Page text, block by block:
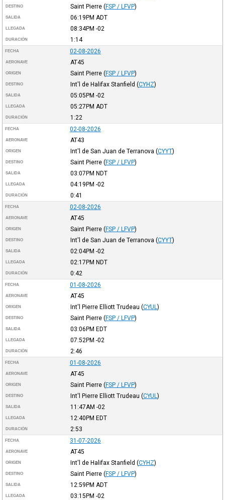
DESTINO Saint Pierre (FSP / LFVP)
SALIDA 06:19PM ADT
LLEGADA 08:34PM -02
DURACIÓN 1:14
FECHA 02-08-2026
AERONAVE AT45
ORIGEN Saint Pierre (FSP / LFVP)
DESTINO Int'l de Halifax Stanfield (CYHZ)
SALIDA 05:05PM -02
LLEGADA 05:27PM ADT
DURACIÓN 1:22
FECHA 02-08-2026
AERONAVE AT43
ORIGEN Int'l de San Juan de Terranova (CYYT)
DESTINO Saint Pierre (FSP / LFVP)
SALIDA 03:07PM NDT
LLEGADA 04:19PM -02
DURACIÓN 0:41
FECHA 02-08-2026
AERONAVE AT45
ORIGEN Saint Pierre (FSP / LFVP)
DESTINO Int'l de San Juan de Terranova (CYYT)
SALIDA 02:04PM -02
LLEGADA 02:17PM NDT
DURACIÓN 0:42
FECHA 01-08-2026
AERONAVE AT45
ORIGEN Int'l Pierre Elliott Trudeau (CYUL )
DESTINO Saint Pierre (FSP / LFVP)
SALIDA 03:06PM EDT
LLEGADA 07:52PM -02
DURACIÓN 2:46
FECHA 01-08-2026
AERONAVE AT45
ORIGEN Saint Pierre (FSP / LFVP)
DESTINO Int'l Pierre Elliott Trudeau (CYUL )
SALIDA 11:47AM -02
LLEGADA 12:40PM EDT
DURACIÓN 2:53
FECHA 31-07-2026
AERONAVE AT45
ORIGEN Int'l de Halifax Stanfield (CYHZ)
DESTINO Saint Pierre (FSP / LFVP)
SALIDA 12:59PM ADT
LLEGADA 03:15PM -02